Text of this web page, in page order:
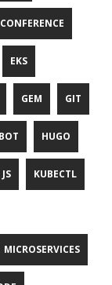
CONFERENCE
EKS
GEM GIT
HUGO
JS KUBECTL
MICROSERVICES